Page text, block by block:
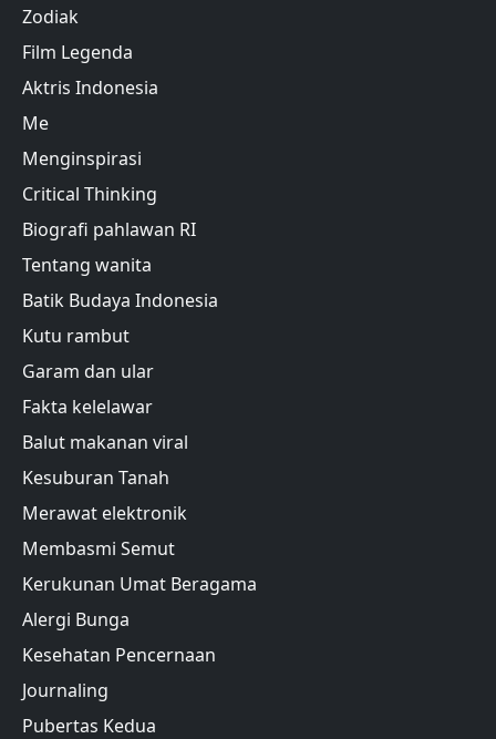
Zodiak
Film Legenda
Aktris Indonesia
Me
Menginspirasi
Critical Thinking
Biografi pahlawan RI
Tentang wanita
Batik Budaya Indonesia
Kutu rambut
Garam dan ular
Fakta kelelawar
Balut makanan viral
Kesuburan Tanah
Merawat elektronik
Membasmi Semut
Kerukunan Umat Beragama
Alergi Bunga
Kesehatan Pencernaan
Journaling
Pubertas Kedua